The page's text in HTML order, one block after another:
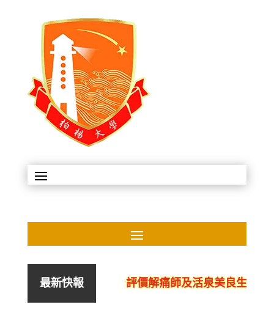
最新快報 評價解痛師及活泉美良生館的